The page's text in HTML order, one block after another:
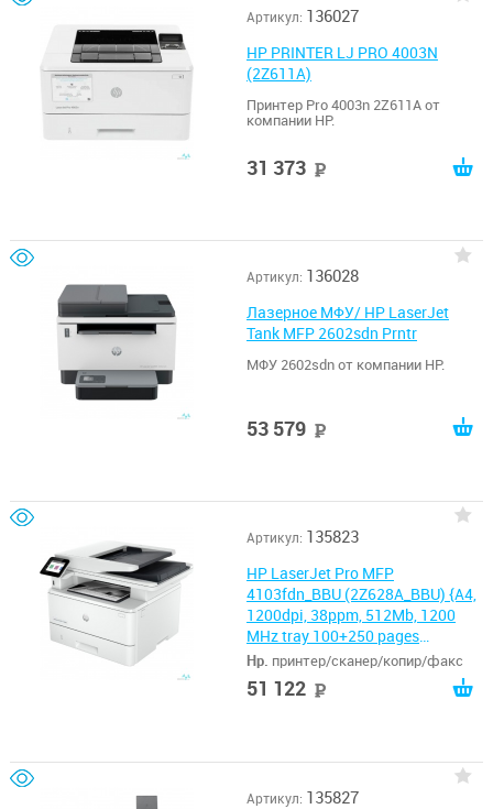
Артикул: 136027
HP PRINTER LJ PRO 4003N
(2Z611A)
Принтер Pro 4003n 2Z611A от
компании HP.
31 373
Артикул: 136028
Лазерное МФУ/ HP LaserJet
Tank MFP 2602sdn Prntr
МФУ 2602sdn от компании HP.
53 579
Артикул: 135823
HP LaserJet Pro MFP
4103fdn_BBU (2Z628A_BBU) {A4,
1200dpi, 38ppm, 512Mb, 1200
MHz tray 100+250 pages
USB+Ethernet Prin, старт. картр.
3050стр.}
Hp. принтер/сканер/копир/факс
51 122
Артикул: 135827